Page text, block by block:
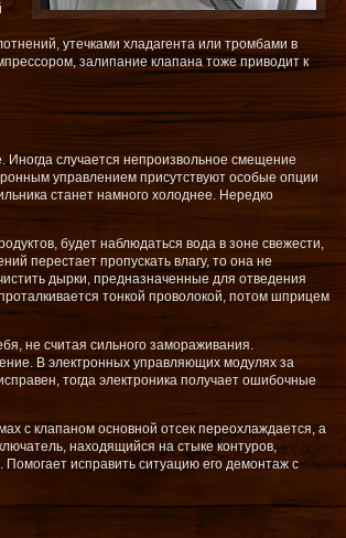
утечками хладагента или тромбами в
залипание клапана тоже приводит к
случается непроизвольное смещение
управлением присутствуют особые опции
станет намного холоднее. Нередко
будет наблюдаться вода в зоне свежести,
перестает пропускать влагу, то она не
дырки, предназначенные для отведения
тонкой проволокой, потом шприцем
не считая сильного замораживания.
В электронных управляющих модулях за
тогда электроника получает ошибочные
с клапаном основной отсек переохлаждается, а
находящийся на стыке контуров,
исправить ситуацию его демонтаж с